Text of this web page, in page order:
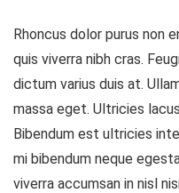
Rhoncus dolor purus non
quis viverra nibh cras.
dictum varius duis at.
massa eget. Ultricies
Bibendum est ultricies
mi bibendum neque
viverra accumsan in nisl